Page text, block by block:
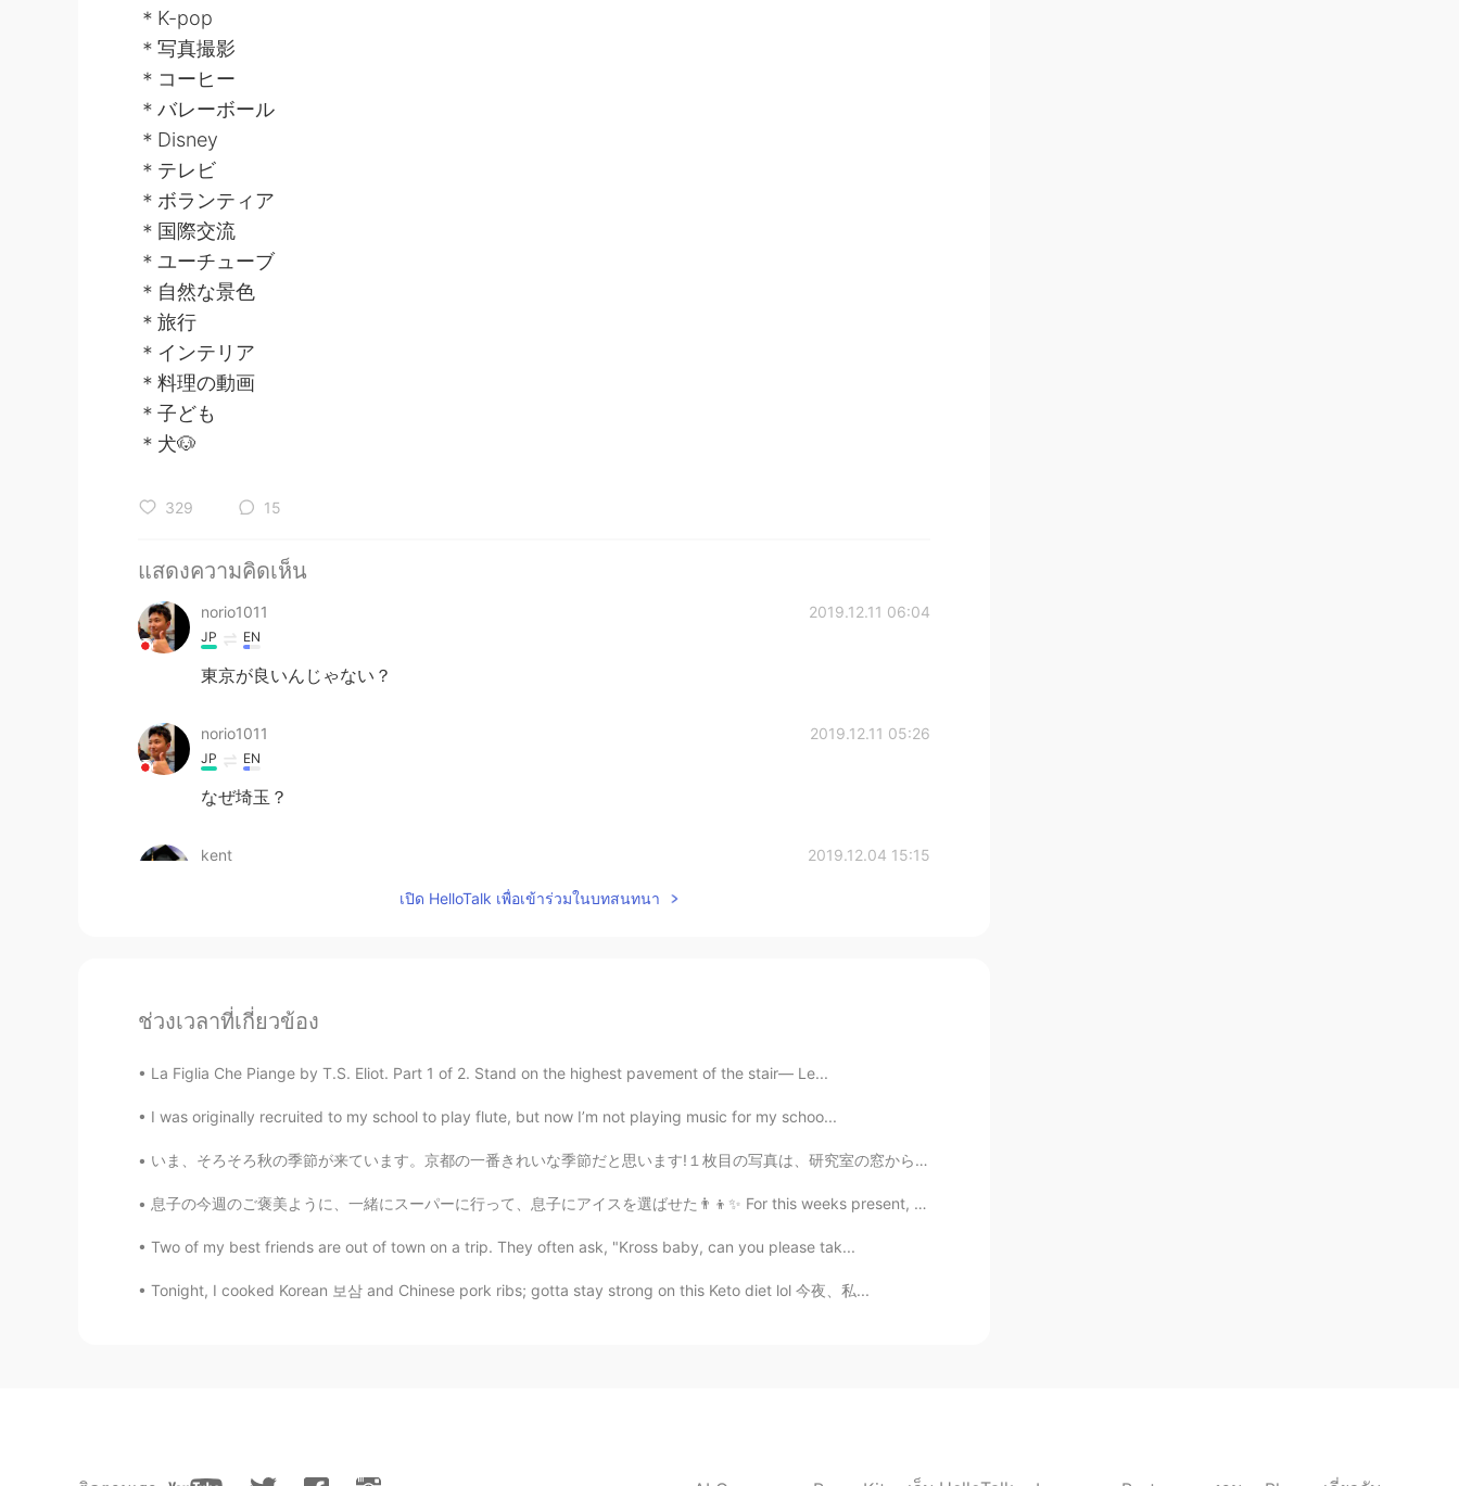
＊K-pop
＊写真撮影
＊コーヒー
＊バレーボール
＊Disney
＊テレビ
＊ボランティア
＊国際交流
＊ユーチューブ
＊自然な景色
＊旅行
＊インテリア
＊料理の動画
＊子ども
＊犬🐶
329 15
แสดงความคิดเห็น
norio1011 2019.12.11 06:04
JP EN
東京が良いんじゃない？
norio1011 2019.12.11 05:26
JP EN
なぜ埼玉？
kent 2019.12.04 15:15
JP EN
私もコーヒーと料理が好きです。熊本県人だけど、水上村は行ったことがないです。これから
village, I was born and raised in Kumamoto, though, haha. Autumn leaves in Mizukami
Da 2019.08.15 12:05
@Da ありがとうございます。誕生日プレゼントでもらいました
เปิด HelloTalk เพื่อเข้าร่วมในบทสนทนา
ช่วงเวลาที่เกี่ยวข้อง
La Figlia Che Piange by T.S. Eliot. Part 1 of 2. Stand on the highest pavement of the stair— Le...
I was originally recruited to my school to play flute, but now I’m not playing music for my schoo...
いま、そろそろ秋の季節が来ています。京都の一番きれいな季節だと思います!１枚目の写真は、研究室の窓から撮りました。他の写真は、大学の近くの神社で撮りました。最近は雨が多すぎたので、散歩の機会があ...
息子の今週のご褒美ように、一緒にスーパーに行って、息子にアイスを選ばせた👨‍👦✨ For this weeks present, I took my son with me to the sup...
Two of my best friends are out of town on a trip. They often ask, "Kross baby, can you please tak...
Tonight, I cooked Korean 보삼 and Chinese pork ribs; gotta stay strong on this Keto diet lol 今夜、私...